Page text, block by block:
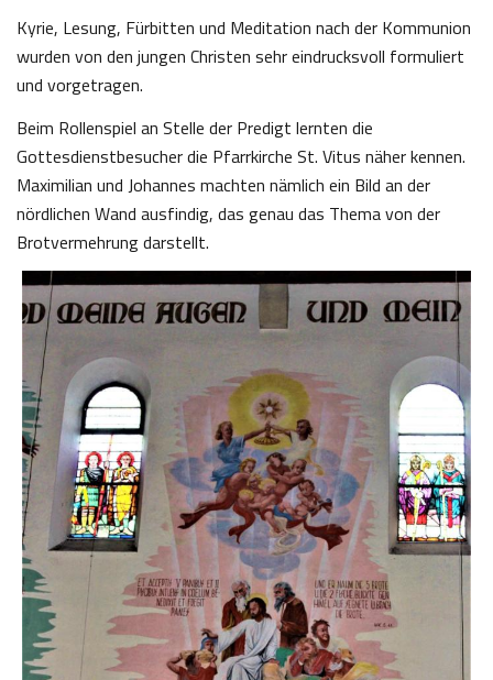
Kyrie, Lesung, Fürbitten und Meditation nach der Kommunion
wurden von den jungen Christen sehr eindrucksvoll formuliert
und vorgetragen.
Beim Rollenspiel an Stelle der Predigt lernten die
Gottesdienstbesucher die Pfarrkirche St. Vitus näher kennen.
Maximilian und Johannes machten nämlich ein Bild an der
nördlichen Wand ausfindig, das genau das Thema von der
Brotvermehrung darstellt.